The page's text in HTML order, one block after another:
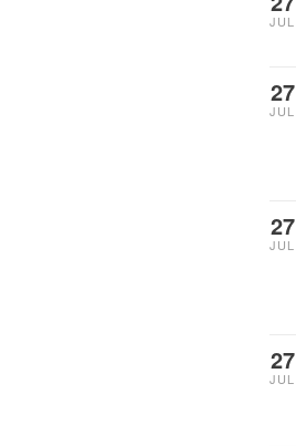
JUL
27
JUL
27
JUL
27
JUL